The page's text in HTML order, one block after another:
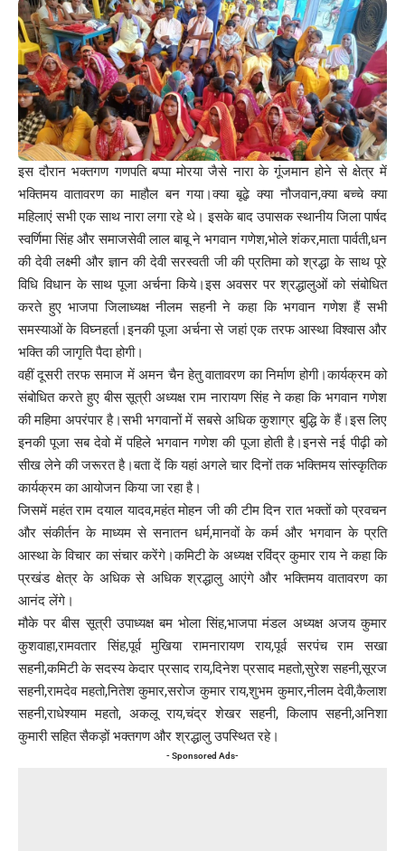
इस दौरान भक्तगण गणपति बप्पा मोरया जैसे नारा के गूंजमान होने से क्षेत्र में
भक्तिमय वातावरण का माहौल बन गया।क्या बूढ़े क्या नौजवान,क्या बच्चे क्या
महिलाएं सभी एक साथ नारा लगा रहे थे। इसके बाद उपासक स्थानीय जिला पार्षद
स्वर्णिमा सिंह और समाजसेवी लाल बाबू ने भगवान गणेश,भोले शंकर,माता पार्वती,धन
की देवी लक्ष्मी और ज्ञान की देवी सरस्वती जी की प्रतिमा को श्रद्धा के साथ पूरे
विधि विधान के साथ पूजा अर्चना किये।इस अवसर पर श्रद्धालुओं को संबोधित
करते हुए भाजपा जिलाध्यक्ष नीलम सहनी ने कहा कि भगवान गणेश हैं सभी
समस्याओं के विघ्नहर्ता।इनकी पूजा अर्चना से जहां एक तरफ आस्था विश्वास और
भक्ति की जागृति पैदा होगी।
वहीं दूसरी तरफ समाज में अमन चैन हेतु वातावरण का निर्माण होगी।कार्यक्रम को
संबोधित करते हुए बीस सूत्री अध्यक्ष राम नारायण सिंह ने कहा कि भगवान गणेश
की महिमा अपरंपार है।सभी भगवानों में सबसे अधिक कुशाग्र बुद्धि के हैं।इस लिए
इनकी पूजा सब देवो में पहिले भगवान गणेश की पूजा होती है।इनसे नई पीढ़ी को
सीख लेने की जरूरत है।बता दें कि यहां अगले चार दिनों तक भक्तिमय सांस्कृतिक
कार्यक्रम का आयोजन किया जा रहा है।
जिसमें महंत राम दयाल यादव,महंत मोहन जी की टीम दिन रात भक्तों को प्रवचन
और संकीर्तन के माध्यम से सनातन धर्म,मानवों के कर्म और भगवान के प्रति
आस्था के विचार का संचार करेंगे।कमिटी के अध्यक्ष रविंद्र कुमार राय ने कहा कि
प्रखंड क्षेत्र के अधिक से अधिक श्रद्धालु आएंगे और भक्तिमय वातावरण का
आनंद लेंगे।
मौके पर बीस सूत्री उपाध्यक्ष बम भोला सिंह,भाजपा मंडल अध्यक्ष अजय कुमार
कुशवाहा,रामवतार सिंह,पूर्व मुखिया रामनारायण राय,पूर्व सरपंच राम सखा
सहनी,कमिटी के सदस्य केदार प्रसाद राय,दिनेश प्रसाद महतो,सुरेश सहनी,सूरज
सहनी,रामदेव महतो,नितेश कुमार,सरोज कुमार राय,शुभम कुमार,नीलम देवी,कैलाश
सहनी,राधेश्याम महतो, अकलू राय,चंद्र शेखर सहनी, किलाप सहनी,अनिशा
कुमारी सहित सैकड़ों भक्तगण और श्रद्धालु उपस्थित रहे।
- Sponsored Ads-